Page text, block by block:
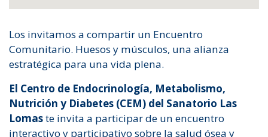
Los invitamos a compartir un Encuentro
Comunitario. Huesos y músculos, una alianza
estratégica para una vida plena.
El Centro de Endocrinología, Metabolismo,
Nutrición y Diabetes (CEM) del Sanatorio Las
Lomaste invita a participar de un encuentro
interactivo y participativo sobre la salud ósea y